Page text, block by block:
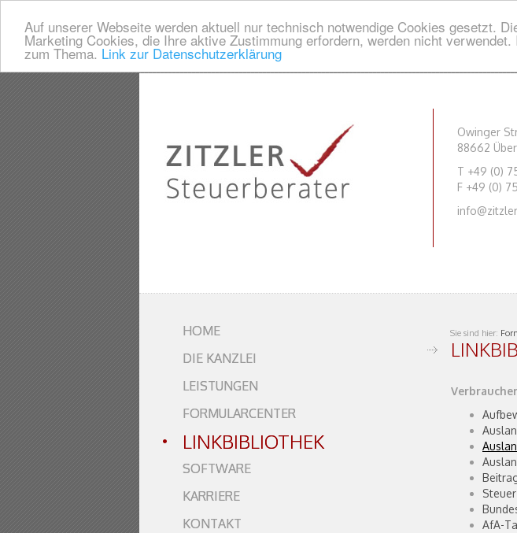
Auf unserer Webseite werden aktuell nur technisch notwendige Cookies gesetzt.
Marketing Cookies, die Ihre aktive Zustimmung erfordern, werden nicht
zum Thema. Link zur Datenschutzerklärung
Owinger
88662
T +49 (0)
F +49 (0)
HOME
DIE KANZLEI
LEISTUNGEN
FORMULARCENTER
LINKBIBLIOTHEK
SOFTWARE
KARRIERE
KONTAKT
Sie sind hier:
AfA-